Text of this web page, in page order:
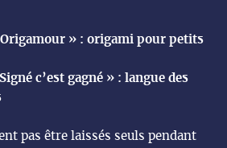
» : origami pour petits
c’est gagné » : langue des
pas être laissés seuls pendant